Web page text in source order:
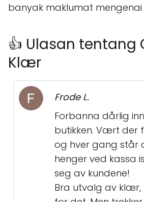
banyak maklumat mengenai
👍 Ulasan tentang
Klær
Frode L.
Forbanna dårlig
butikken. Vært der
og hver gang står
henger ved kassa
seg av kundene!
Bra utvalg av